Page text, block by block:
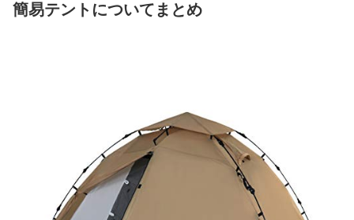
簡易テントについてまとめ